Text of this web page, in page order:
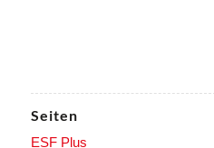
Seiten
ESF Plus